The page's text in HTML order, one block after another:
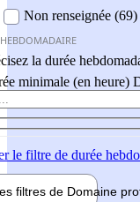
Non renseignée (69)
la durée
minimale (en heure)
le filtre de durée
filtres de Domaine pro